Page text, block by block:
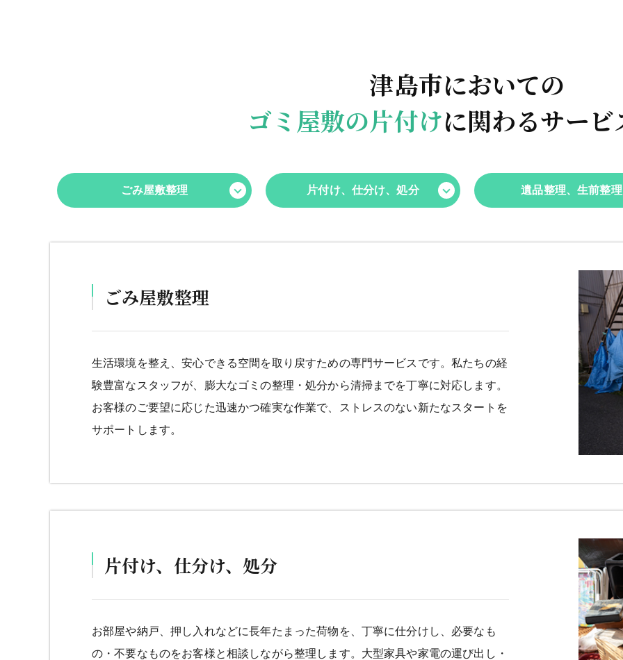
津島市においての
ゴミ屋敷の片付けに関わるサービ
ごみ屋敷整理 片付け、仕分け、処分 遺品整理、生前整理
ごみ屋敷整理
生活環境を整え、安心できる空間を取り戻すための専門サービスです。私たちの経
験豊富なスタッフが、膨大なゴミの整理・処分から清掃までを丁寧に対応します。
お客様のご要望に応じた迅速かつ確実な作業で、ストレスのない新たなスタートを
サポートします。
片付け、仕分け、処分
お部屋や納戸、押し入れなどに長年たまった荷物を、丁寧に仕分けし、必要なも
の・不要なものをお客様と相談しながら整理します。大型家具や家電の運び出し・